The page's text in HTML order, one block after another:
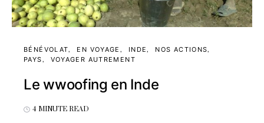
BÉNÉVOLAT EN VOYAGE INDE
NOS ACTIONS
PAYS
VOYAGER AUTREMENT
Le wwoofing en Inde
4 MINUTE READ